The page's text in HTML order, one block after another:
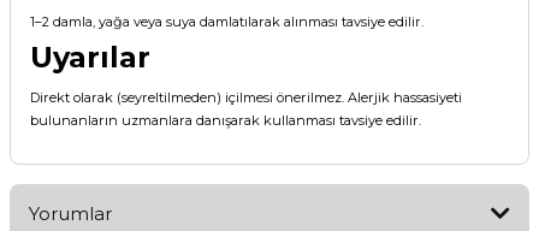
1–2 damla, yağa veya suya damlatılarak alınması tavsiye edilir.
Uyarılar
Direkt olarak (seyreltilmeden) içilmesi önerilmez. Alerjik hassasiyeti
bulunanların uzmanlara danışarak kullanması tavsiye edilir.
Yorumlar